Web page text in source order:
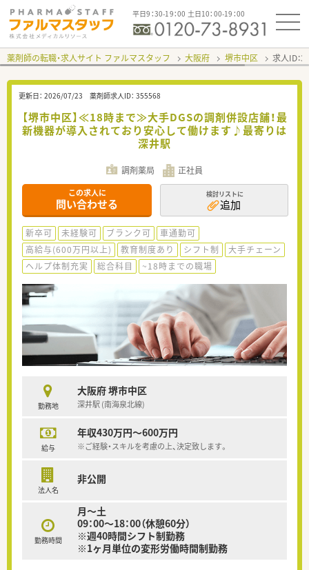
平日9：30-19：00 土日10：00-19：00
薬剤師の転職・求人サイト ファルマスタッフ 大阪府 堺市中区 求人ID：
更新日： 2026/07/23 薬剤師求人ID： 355568
【堺市中区】≪18時まで≫大手DGSの調剤併設店舗！最
新機器が導入されており安心して働けます♪最寄りは
深井駅
調剤薬局 正社員
この求人に
問い合わせる
検討リストに
追加
新卒可 未経験可 ブランク可
車通勤可
高給与(600万円以上)
教育制度あり シフト制
大手チェーン
ヘルプ体制充実
総合科目 ~18時までの職場
勤務地
大阪府 堺市中区
深井駅 (南海泉北線)
給与
年収430万円～600万円
※ご経験・スキルを考慮の上、決定致します。
法人名
非公開
勤務時間
月～土
09：00～18：00（休憩60分）
※週40時間シフト制勤務
※1ヶ月単位の変形労働時間制勤務